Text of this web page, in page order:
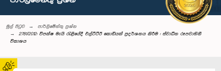
මුල් පිටුව
පාර්ලි‌මේන්තු‌ ප්‍රශ්න
2781/2012: විපක්ෂ මැයි රැළියේදී එල්ටීටීඊ කොඩියක් ප්‍රදර්ශනය කිරීම : ස්වාධීන රූපවාහිනී
විකාශය